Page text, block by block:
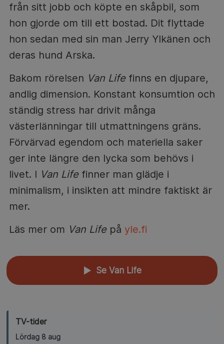
från sitt jobb och köpte en skåpbil, som
hon gjorde om till ett bostad. Dit flyttade
hon sedan med sin man Jerry Ylkänen och
deras hund Arska.
Bakom rörelsen Van Lifefinns en djupare,
andlig dimension. Konstant konsumtion och
ständig stress har drivit många
västerlänningar till utmattningens gräns.
Förvärvad egendom och materiella saker
ger inte längre den lycka som behövs i
livet. I Van Lifefinner man glädje i
minimalism, i insikten att mindre faktiskt är
mer.
Läs mer om Van Lifepå yle.fi
▲ Se Van Life
TV-tider
Lördag 8 aug